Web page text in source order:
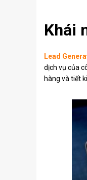
Khái
Lead
dịch vụ của
hàng và tiết